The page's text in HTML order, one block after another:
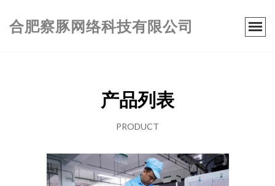
合肥察豚网络科技有限公司
产品列表
PRODUCT